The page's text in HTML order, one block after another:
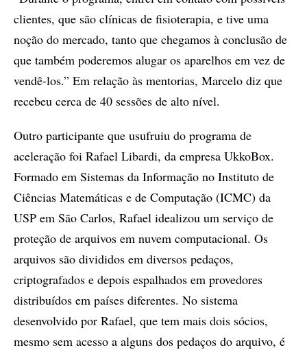
clientes, que são clínicas de fisioterapia, e tive uma
noção do mercado, tanto que chegamos à conclusão de
que também poderemos alugar os aparelhos em vez de
vendê-los.” Em relação às mentorias, Marcelo diz que
recebeu cerca de 40 sessões de alto nível.
Outro participante que usufruiu do programa de
aceleração foi Rafael Libardi, da empresa UkkoBox.
Formado em Sistemas da Informação no Instituto de
Ciências Matemáticas e de Computação (ICMC) da
USP em São Carlos, Rafael idealizou um serviço de
proteção de arquivos em nuvem computacional. Os
arquivos são divididos em diversos pedaços,
criptografados e depois espalhados em provedores
distribuídos em países diferentes. No sistema
desenvolvido por Rafael, que tem mais dois sócios,
mesmo sem acesso a alguns dos pedaços do arquivo, é